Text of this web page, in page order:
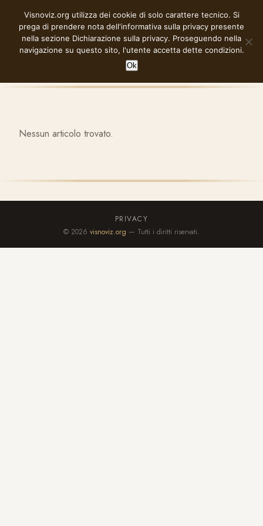
contenuto
VISNOVIZ.ORG
Nessun articolo trovato.
PRIVACY
© 2026 visnoviz.org — Tutti i diritti riservati.
Visnoviz.org utilizza dei cookie di solo carattere tecnico. Si
prega di prendere nota dell'informativa sulla privacy presente
nella sezione Dichiarazione sulla privacy. Proseguendo nella
navigazione su questo sito, l'utente accetta dette condizioni.
Ok